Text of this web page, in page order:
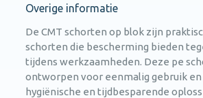
Overige informatie
De CMT schorten op blok zijn
schorten die bescherming bieden
tijdens werkzaamheden. Deze pe
ontworpen voor eenmalig gebruik
hygiënische en tijdbesparende